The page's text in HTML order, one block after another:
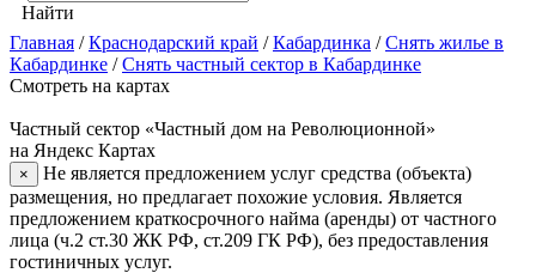
Найти
Главная /Краснодарский край /Кабардинка /Снять жилье в
Кабардинке /Снять частный сектор в Кабардинке
Смотреть на картах
Частный сектор «Частный дом на Революционной»
на Яндекс Картах
×
Не является предложением услуг средства (объекта)
размещения, но предлагает похожие условия. Является
предложением краткосрочного найма (аренды) от частного
лица (ч.2 ст.30 ЖК РФ, ст.209 ГК РФ), без предоставления
гостиничных услуг.